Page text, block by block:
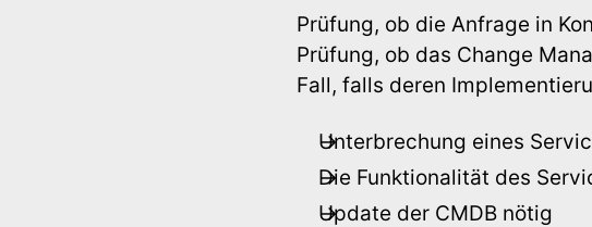
Prüfung, ob die Anfrage in
Prüfung, ob das Change
Fall, falls deren
Unterbrechung eines
Die Funktionalität des
Update der CMDB nötig